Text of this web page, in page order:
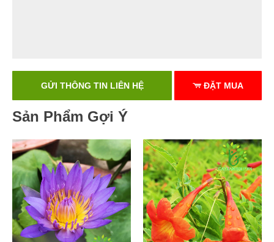
GỬI THÔNG TIN LIÊN HỆ ĐẶT MUA
Sản Phẩm Gợi Ý